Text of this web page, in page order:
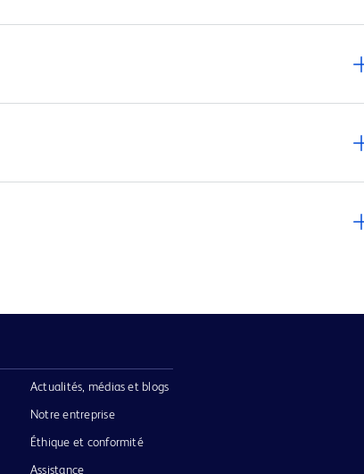
Actualités, médias et blogs
Notre entreprise
Éthique et conformité
Assistance